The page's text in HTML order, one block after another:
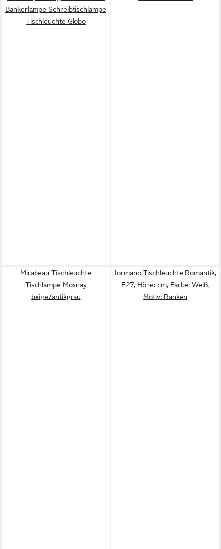
Bankerlampe Schreibtischlampe
Tischleuchte Globo
Mirabeau Tischleuchte
Tischlampe Mosnay
beige/antikgrau
formano Tischleuchte Romantik,
E27, Höhe: cm, Farbe: Weiß,
Motiv: Ranken